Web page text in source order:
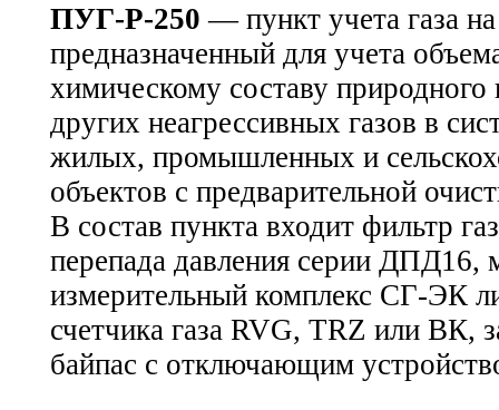
ПУГ-Р-250 — пункт учета газа
предназначенный для учета
химическому составу
других неагрессивных газов в
жилых, промышленных и
объектов с предварительной
В состав пункта входит фильтр
перепада давления серии ДПД16,
измерительный комплекс СГ-ЭК
счетчика газа RVG, TRZ или ВК,
байпас с отключающим